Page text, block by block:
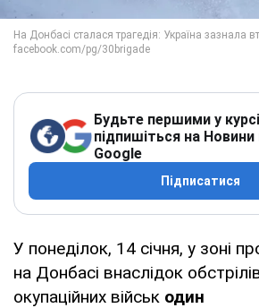
Будьте першими у
підпишіться на Новини
Google
Підписатися
У понеділок, 14 січня, у зоні
на Донбасі внаслідок
окупаційних військ один